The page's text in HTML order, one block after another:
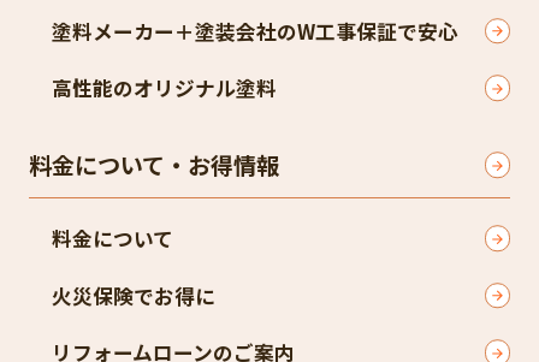
塗料メーカー＋塗装会社のW工事保証で安心
高性能のオリジナル塗料
料金について・お得情報
料金について
火災保険でお得に
リフォームローンのご案内